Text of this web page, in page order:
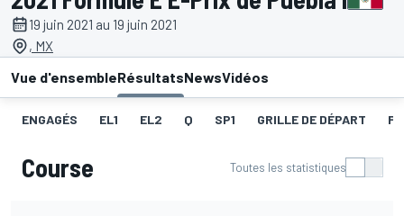
19 juin 2021 au 19 juin 2021
, MX
Vue d'ensembleRésultatsNewsVidéos
ENGAGÉS EL1 EL2 Q SP1 GRILLE DE DÉPART
Course Toutes les statistiques